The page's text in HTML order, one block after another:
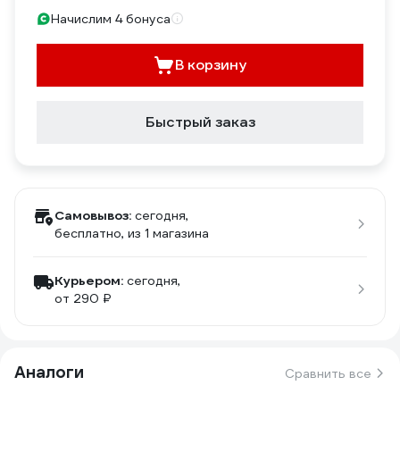
Начислим 4 бонуса
В корзину
Быстрый заказ
Самовывоз: сегодня,
бесплатно, из 1 магазина
Курьером: сегодня,
от 290 ₽
Аналоги Сравнить все